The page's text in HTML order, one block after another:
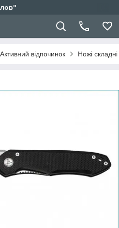
Активний відпочинок Ножі складні